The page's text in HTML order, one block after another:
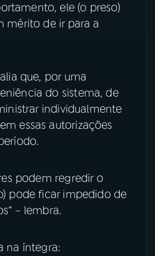
ele (o preso)
mérito de ir para a
que, por uma
do sistema, de
individualmente
essas autorizações
podem regredir o
pode ficar impedido de
– lembra.
na íntegra: